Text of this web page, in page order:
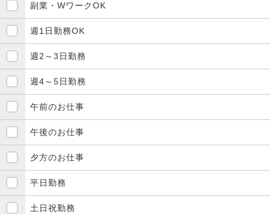
副業・WワークOK
週1日勤務OK
週2～3日勤務
週4～5日勤務
午前のお仕事
午後のお仕事
夕方のお仕事
平日勤務
土日祝勤務